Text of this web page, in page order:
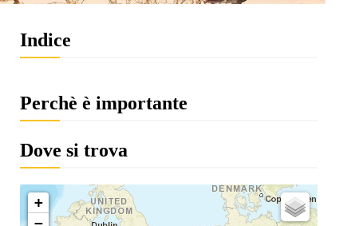
Indice
Perchè è importante
Dove si trova